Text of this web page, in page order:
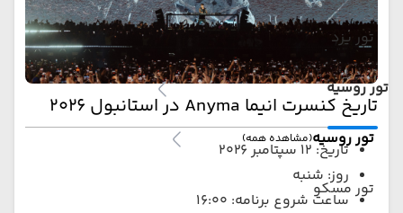
تور یزد
تور روسیه
تور روسیه(مشاهده همه)
تور مسکو
تاریخ کنسرت انیما Anyma در استانبول 2026
تاریخ: 12 سپتامبر 2026
روز: شنبه
ساعت شروع برنامه: 16:00